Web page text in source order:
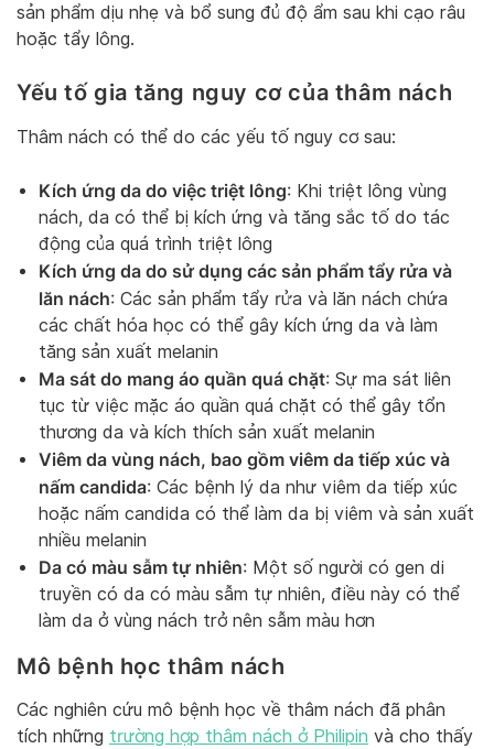
sản phẩm dịu nhẹ và bổ sung đủ độ ẩm sau khi cạo râu
hoặc tẩy lông.
Yếu tố gia tăng nguy cơ của thâm nách
Thâm nách có thể do các yếu tố nguy cơ sau:
Kích ứng da do việc triệt lông: Khi triệt lông vùng
nách, da có thể bị kích ứng và tăng sắc tố do tác
động của quá trình triệt lông
Kích ứng da do sử dụng các sản phẩm tẩy rửa và
lăn nách: Các sản phẩm tẩy rửa và lăn nách chứa
các chất hóa học có thể gây kích ứng da và làm
tăng sản xuất melanin
Ma sát do mang áo quần quá chặt: Sự ma sát liên
tục từ việc mặc áo quần quá chặt có thể gây tổn
thương da và kích thích sản xuất melanin
Viêm da vùng nách, bao gồm viêm da tiếp xúc và
nấm candida: Các bệnh lý da như viêm da tiếp xúc
hoặc nấm candida có thể làm da bị viêm và sản xuất
nhiều melanin
Da có màu sẫm tự nhiên: Một số người có gen di
truyền có da có màu sẫm tự nhiên, điều này có thể
làm da ở vùng nách trở nên sẫm màu hơn
Mô bệnh học thâm nách
Các nghiên cứu mô bệnh học về thâm nách đã phân
tích những trường hợp thâm nách ở Philipin và cho thấy